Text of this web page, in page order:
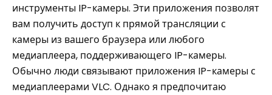
инструменты IP-камеры. Эти приложения позволят
вам получить доступ к прямой трансляции с
камеры из вашего браузера или любого
медиаплеера, поддерживающего IP-камеры.
Обычно люди связывают приложения IP-камеры с
медиаплеерами VLC. Однако я предпочитаю